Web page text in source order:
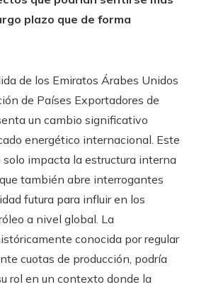
plazo que de forma
de los Emiratos Árabes Unidos
de Países Exportadores de
un cambio significativo
energético internacional. Este
impacta la estructura interna
también abre interrogantes
futura para influir en los
a nivel global. La
conocida por regular
cuotas de producción, podría
rol en un contexto donde la